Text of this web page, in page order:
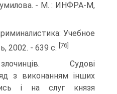
- М. : ИНФРА-М,
Учебное
2002. - 639 с. [76]
Судові
з виконанням інших
і на слуг князя